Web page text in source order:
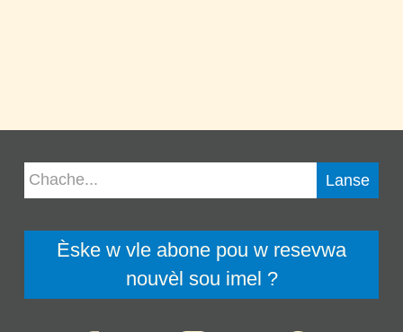
Èske w vle abone pou w resevwa
nouvèl sou imel ?